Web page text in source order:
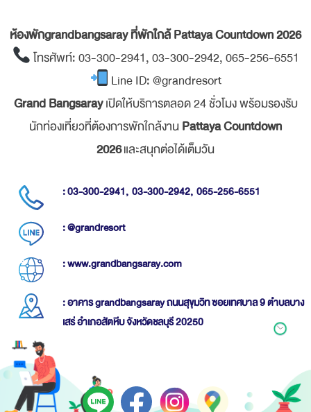
ห้องพักgrandbangsaray ที่พักใกล้ Pattaya Countdown 2026
โทรศัพท์: 03-300-2941, 03-300-2942, 065-256-6551
Line ID: @grandresort
Grand Bangsarayเปิดให้บริการตลอด 24 ชั่วโมง พร้อมรองรับ
นักท่องเที่ยวที่ต้องการพักใกล้งานPattaya Countdown
2026และสนุกต่อได้เต็มวัน
: 03-300-2941, 03-300-2942, 065-256-6551
: @grandresort
: www.grandbangsaray.com
: อาคาร grandbangsaray ถนนสุขุมวิท ซอยเทศบาล 9 ตำบลบาง
เสร่ อำเภอสัตหีบ จังหวัดชลบุรี 20250